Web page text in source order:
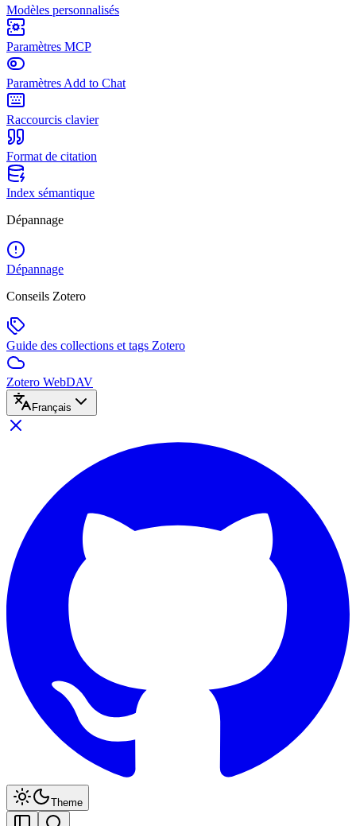
Modèles personnalisés
Paramètres MCP
Paramètres Add to Chat
Raccourcis clavier
Format de citation
Index sémantique
Dépannage
Dépannage
Conseils Zotero
Guide des collections et tags Zotero
Zotero WebDAV
Français
Theme